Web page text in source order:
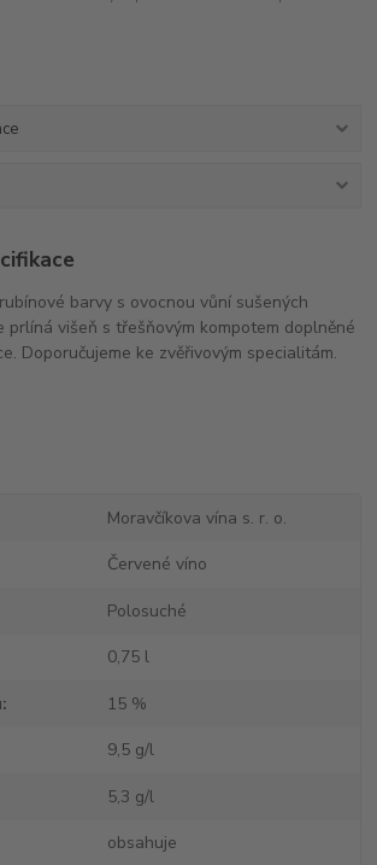
barvy s ovocnou vůní sušených
prlíná višeň s třešňovým kompotem doplněné
Doporučujeme ke zvěřivovým specialitám.
Moravčíkova vína s. r. o.
Červené víno
Polosuché
0,75 l
15 %
9,5 g/l
5,3 g/l
obsahuje